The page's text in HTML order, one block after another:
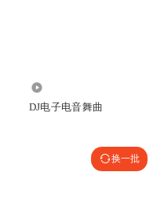
DJ电子电音舞曲
换一批